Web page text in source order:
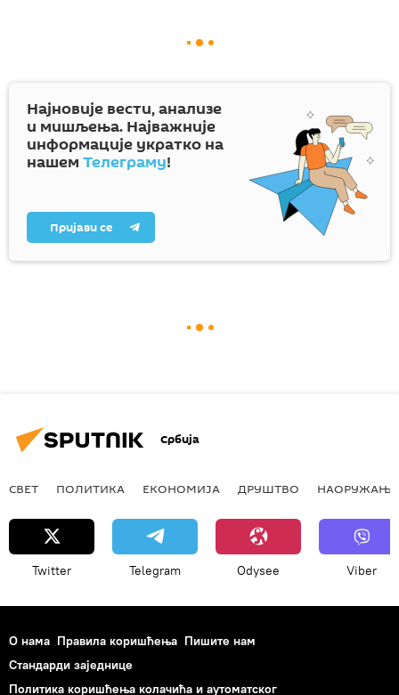
Најновије вести, анализе
и мишљења. Најважније
информације укратко на
нашем Телеграму!
Пријави се
Србија
СВЕТ ПОЛИТИКА ЕКОНОМИЈА ДРУШТВО НАОРУЖАЊЕ
Twitter Telegram Odysee Viber
О нама Правила коришћења Пишите нам
Стандарди заједнице
Политика коришћења колачића и аутоматског